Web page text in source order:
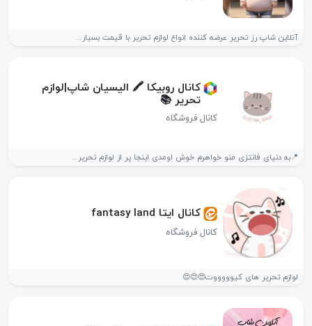
آنلاین شاپ رز تحریر عرضه کننده انواع لوازم تحریر با قیمت بسیار...
کانال روبیکا 🖍️ الیسیان شاپ|لوازم
تحریر 📚
کانال فروشگاه
📍به دنیای فانتزی منو خواهرم خوش اومدی اینجا پر از لوازم تحریر...
کانال ایتا fantasy land
کانال فروشگاه
لوازم تحریر های کیوووووت😍😍😍